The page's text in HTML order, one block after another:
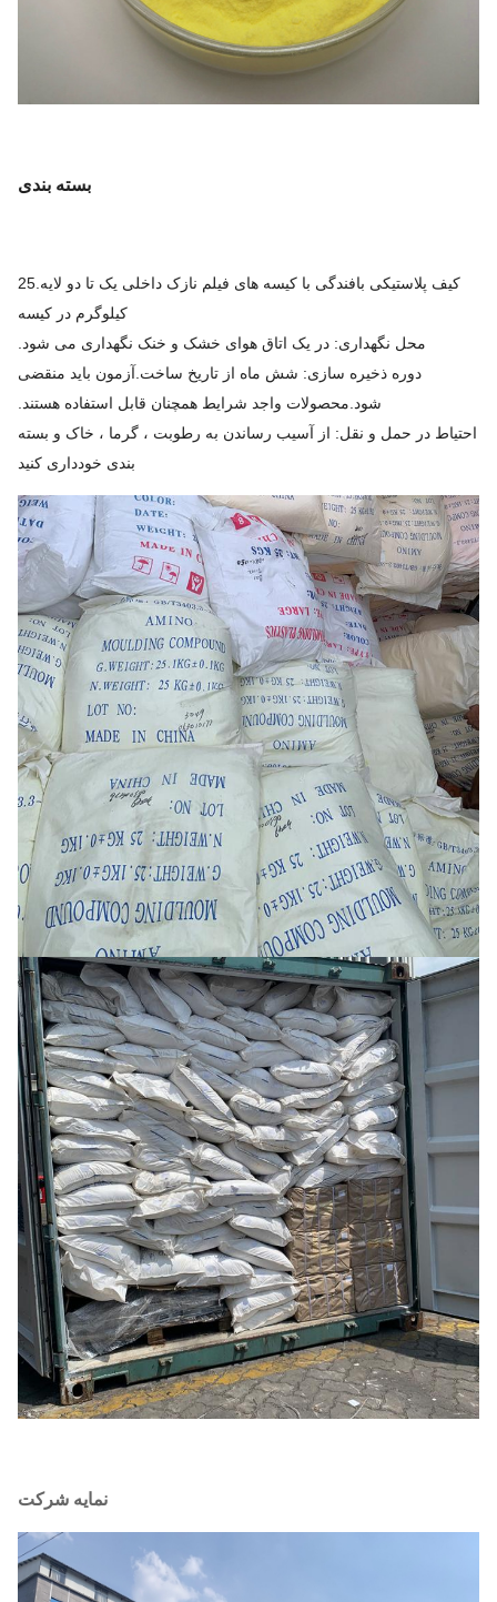
بسته بندی
کیف پلاستیکی بافندگی با کیسه های فیلم نازک داخلی یک تا دو لایه.25
کیلوگرم در کیسه
محل نگهداری: در یک اتاق هوای خشک و خنک نگهداری می شود.
دوره ذخیره سازی: شش ماه از تاریخ ساخت.آزمون باید منقضی
شود.محصولات واجد شرایط همچنان قابل استفاده هستند.
احتیاط در حمل و نقل: از آسیب رساندن به رطوبت ، گرما ، خاک و بسته
بندی خودداری کنید
نمایه شرکت